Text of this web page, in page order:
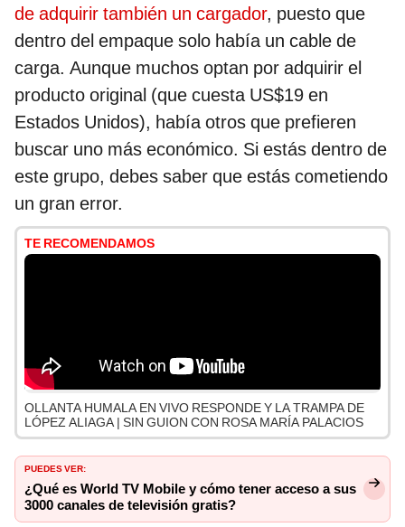
de adquirir también un cargador, puesto que
dentro del empaque solo había un cable de
carga. Aunque muchos optan por adquirir el
producto original (que cuesta US$19 en
Estados Unidos), había otros que prefieren
buscar uno más económico. Si estás dentro de
este grupo, debes saber que estás cometiendo
un gran error.
TE RECOMENDAMOS
OLLANTA HUMALA EN VIVO RESPONDE Y LA TRAMPA DE
LÓPEZ ALIAGA | SIN GUION CON ROSA MARÍA PALACIOS
PUEDES VER:
¿Qué es World TV Mobile y cómo tener acceso a sus
3000 canales de televisión gratis?